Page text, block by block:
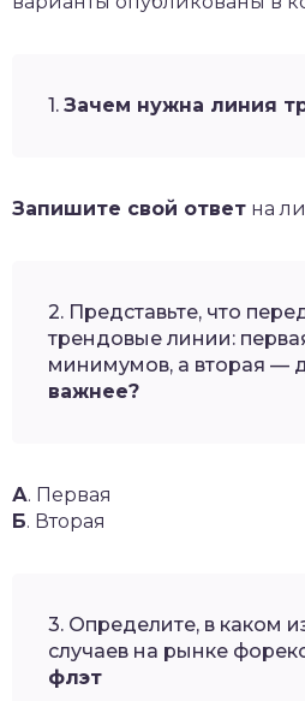
1. Зачем нужна линия
Запишите свой ответ на
2. Представьте, что
трендовые линии:
минимумов, а вторая —
важнее?
А. Первая
Б. Вторая
3. Определите, в каком
случаев на рынке
флэт